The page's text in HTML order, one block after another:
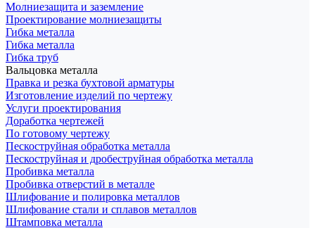
Молниезащита и заземление
Проектирование молниезащиты
Гибка металла
Гибка металла
Гибка труб
Вальцовка металла
Правка и резка бухтовой арматуры
Изготовление изделий по чертежу
Услуги проектирования
Доработка чертежей
По готовому чертежу
Пескоструйная обработка металла
Пескоструйная и дробеструйная обработка металла
Пробивка металла
Пробивка отверстий в металле
Шлифование и полировка металлов
Шлифование стали и сплавов металлов
Штамповка металла